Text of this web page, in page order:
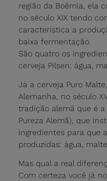
região da Boêmia, ela
no século XIX tendo
característica a
baixa fermentação.
São quatro os
cerveja Pilsen: água,
Já a cerveja Puro
Alemanha, no século
tradição alemã que é
Pureza Alemã), que
ingredientes para que
produzidas: água,
Mas qual a real
Com certeza você já